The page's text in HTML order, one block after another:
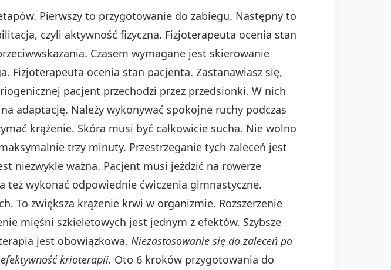
Pierwszy to przygotowanie do zabiegu. Następny to
czyli aktywność fizyczna. Fizjoterapeuta ocenia stan
Czasem wymagane jest skierowanie
Fizjoterapeuta ocenia stan pacjenta. Zastanawiasz się,
pacjent przechodzi przez przedsionki. W nich
adaptację. Należy wykonywać spokojne ruchy podczas
krążenie. Skóra musi być całkowicie sucha. Nie wolno
trzy minuty. Przestrzeganie tych zaleceń jest
niezwykle ważna. Pacjent musi jeździć na rowerze
wykonać odpowiednie ćwiczenia gimnastyczne.
To zwiększa krążenie krwi w organizmie. Rozszerzenie
mięśni szkieletowych jest jednym z efektów. Szybsze
jest obowiązkowa. Niezastosowanie się do zaleceń po
krioterapii. Oto 6 kroków przygotowania do